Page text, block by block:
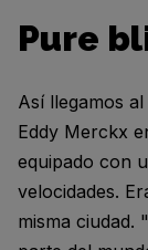
Pure
Así llegamos
Eddy Merckx
equipado con
velocidades.
misma ciudad.